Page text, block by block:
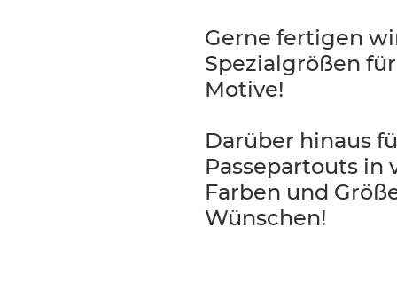
Gerne fertigen
Spezialgrößen
Motive!
Darüber hinaus
Passepartouts in
Farben und
Wünschen!